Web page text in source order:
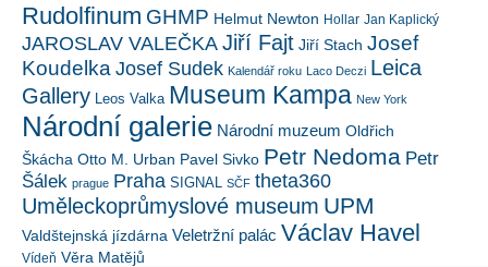
Rudolfinum GHMP Helmut Newton Hollar Jan Kaplický
JAROSLAV VALEČKA Jiří Fajt Jiří Stach Josef
Koudelka Josef Sudek Kalendář roku Laco Deczi Leica
Gallery
Leos Valka Museum Kampa New York
Národní galerie Národní muzeum Oldřich
Škácha Otto M. Urban Pavel Sivko Petr Nedoma Petr
Šálek prague Praha SIGNAL SČF theta360
Uměleckoprůmyslové museum UPM
Valdštejnská jízdárna Veletržní palác Václav Havel
Vídeň Věra Matějů